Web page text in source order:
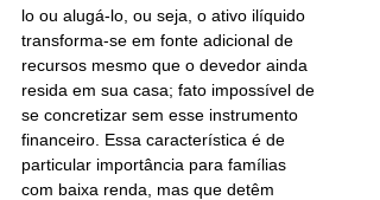
lo ou alugá-lo, ou seja, o ativo ilíquido
transforma-se em fonte adicional de
recursos mesmo que o devedor ainda
resida em sua casa; fato impossível de
se concretizar sem esse instrumento
financeiro. Essa característica é de
particular importância para famílias
com baixa renda, mas que detêm